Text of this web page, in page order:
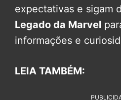
expectativas e sigam
Legado da Marvel
informações e
LEIA TAMBÉM: